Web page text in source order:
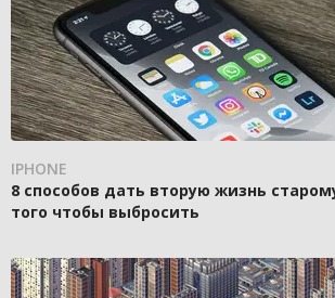
IPHONE
8 способов дать вторую жизнь
того чтобы выбросить